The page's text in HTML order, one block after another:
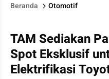
Beranda Otomotif
TAM Sediakan
Spot Eksklusif
Elektrifikasi